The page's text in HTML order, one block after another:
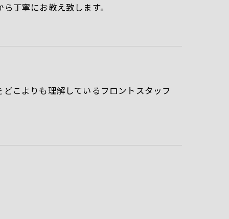
丁寧にお教え致します。
こよりも理解しているフロントスタッフ